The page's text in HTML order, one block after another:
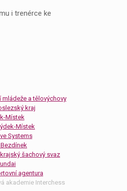
i trenérce ke